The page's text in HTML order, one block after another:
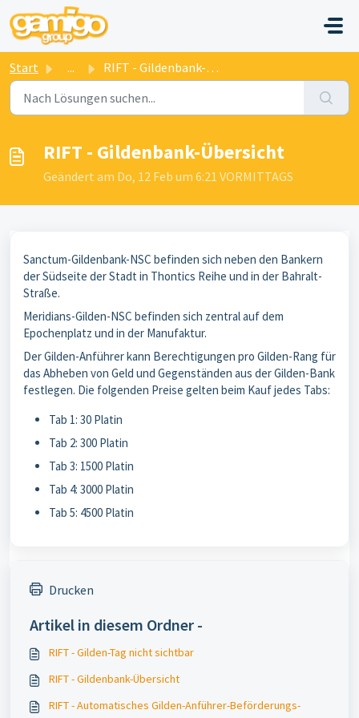
Zum hauptsächlichen Inhalt gehen
Start ... RIFT - Gildenbank-Übersicht
RIFT - Gildenbank-Übersicht
Geändert am Do, 12 Feb um 6:21 VORMITTAGS
Sanctum-Gildenbank-NSC befinden sich neben den Bankern
der Südseite der Stadt in Thontics Reihe und in der Bahralt-
Straße.
Meridians-Gilden-NSC befinden sich zentral auf dem
Epochenplatz und in der Manufaktur.
Der Gilden-Anführer kann Berechtigungen pro Gilden-Rang für
das Abheben von Geld und Gegenständen aus der Gilden-Bank
festlegen. Die folgenden Preise gelten beim Kauf jedes Tabs:
Tab 1: 30 Platin
Tab 2: 300 Platin
Tab 3: 1500 Platin
Tab 4: 3000 Platin
Tab 5: 4500 Platin
Drucken
Artikel in diesem Ordner -
RIFT - Gilden-Tag nicht sichtbar
RIFT - Gildenbank-Übersicht
RIFT - Automatisches Gilden-Anführer-Beförderungs-